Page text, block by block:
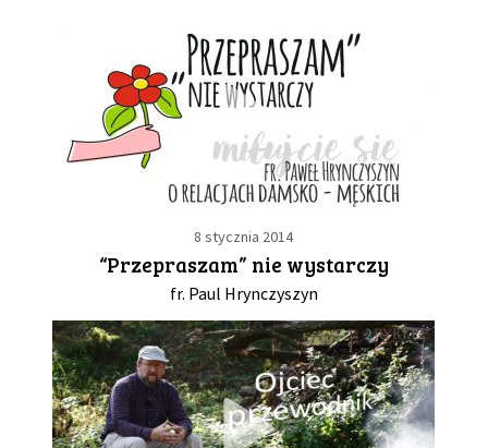
8 stycznia 2014
“Przepraszam” nie wystarczy
fr. Paul Hrynczyszyn